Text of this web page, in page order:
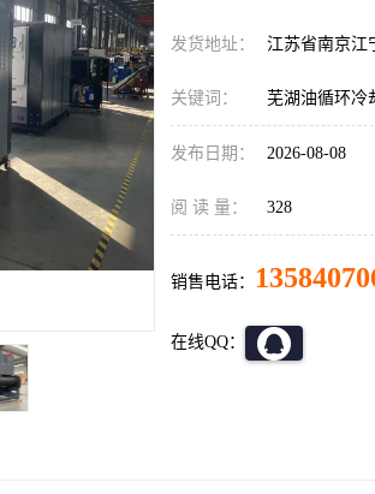
发货地址： 江苏省南京江
关键词： 芜湖油循环冷
发布日期： 2026-08-08
阅 读 量： 328
销售电话：
在线QQ：